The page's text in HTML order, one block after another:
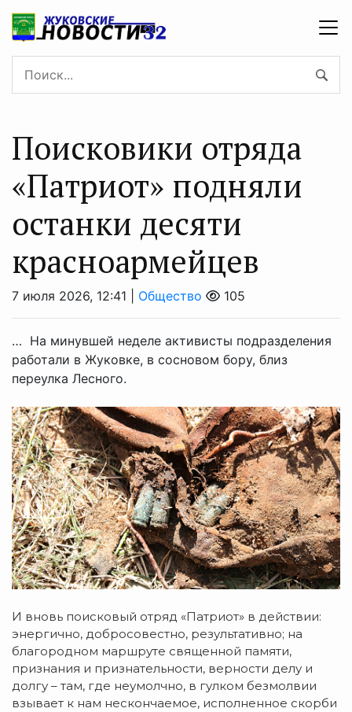
Поисковики отряда
«Патриот» подняли
останки десяти
красноармейцев
7 июля 2026, 12:41 | Общество 105
… На минувшей неделе активисты подразделения
работали в Жуковке, в сосновом бору, близ
переулка Лесного.
И вновь поисковый отряд «Патриот» в действии:
энергично, добросовестно, результативно; на
благородном маршруте священной памяти,
признания и признательности, верности делу и
долгу – там, где неумолчно, в гулком безмолвии
взывает к нам нескончаемое, исполненное скорби